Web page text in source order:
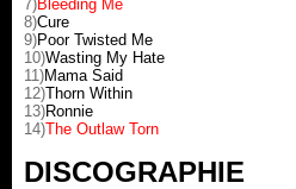
7)Bleeding Me
8)Cure
9)Poor Twisted Me
10)Wasting My Hate
11)Mama Said
12)Thorn Within
13)Ronnie
14)The Outlaw Torn
DISCOGRAPHIE